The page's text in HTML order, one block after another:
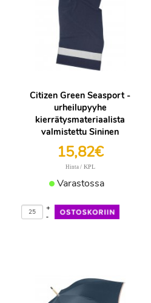
Citizen Green Seasport -
urheilupyyhe
kierrätysmateriaalista
valmistettu Sininen
15,82€
Hinta / KPL
Varastossa
-
+